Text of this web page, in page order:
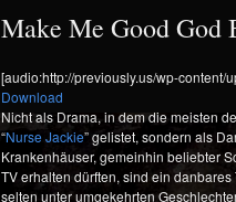
Make Me Good God
[audio:http://previously.us/wp-content/
Download
Nicht als Drama, in dem die meisten
“Nurse Jackie” gelistet, sondern als
Krankenhäuser, gemeinhin beliebter
TV erhalten dürften, sind ein
selten unter umgekehrten